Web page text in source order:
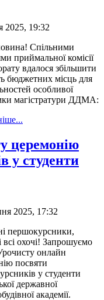
2025, 19:32
Спільними
приймальної комісії
вдалося збільшити
бюджетних місць для
особливої
магістратури ДДМА:
церемонію
у студенти
2025, 17:32
першокурсники,
всі охочі! Запрошуємо
онлайн
посвяти
у студенти
державної
академії.